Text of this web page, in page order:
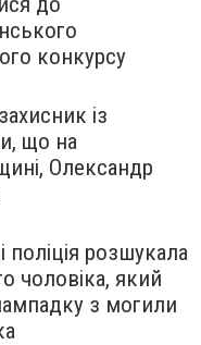
конкурсу
із
що на
Олександр
поліція розшукала
чоловіка, який
з могили